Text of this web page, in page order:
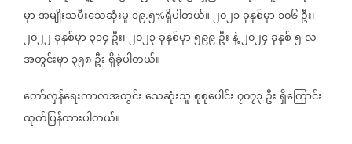
မှာအမျိုးသမီးသေဆုံးမှု ၁၉.၅%ရှိပါတယ်။၂၀၂၁ခုနှစ်မှာ၁၀၆ဦး၊
၂၀၂၂ခုနှစ်မှာ၃၁၄ ဦး၊၂၀၂၃ခုနှစ်မှာ၅၉၉ဦးနဲ့၂၀၂၄ခုနှစ်၅လ
အတွင်းမှာ၃၅၈ဦးရှိခဲ့ပါတယ်။
တော်လှန်ရေးကာလအတွင်းသေဆုံးသူစုစုပေါင်း၇၀၇၃ဦးရှိကြောင်း
ထုတ်ပြန်ထားပါတယ်။